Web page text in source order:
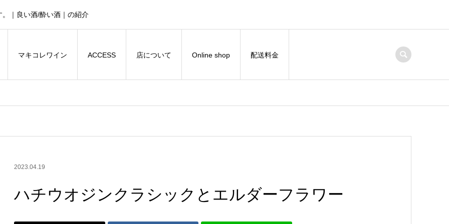
｜良い酒/酔い酒｜の紹介
マキコレワイン ACCESS 店について Online shop 配送料金
2023.04.19
ハチウオジンクラシックとエルダーフラワー